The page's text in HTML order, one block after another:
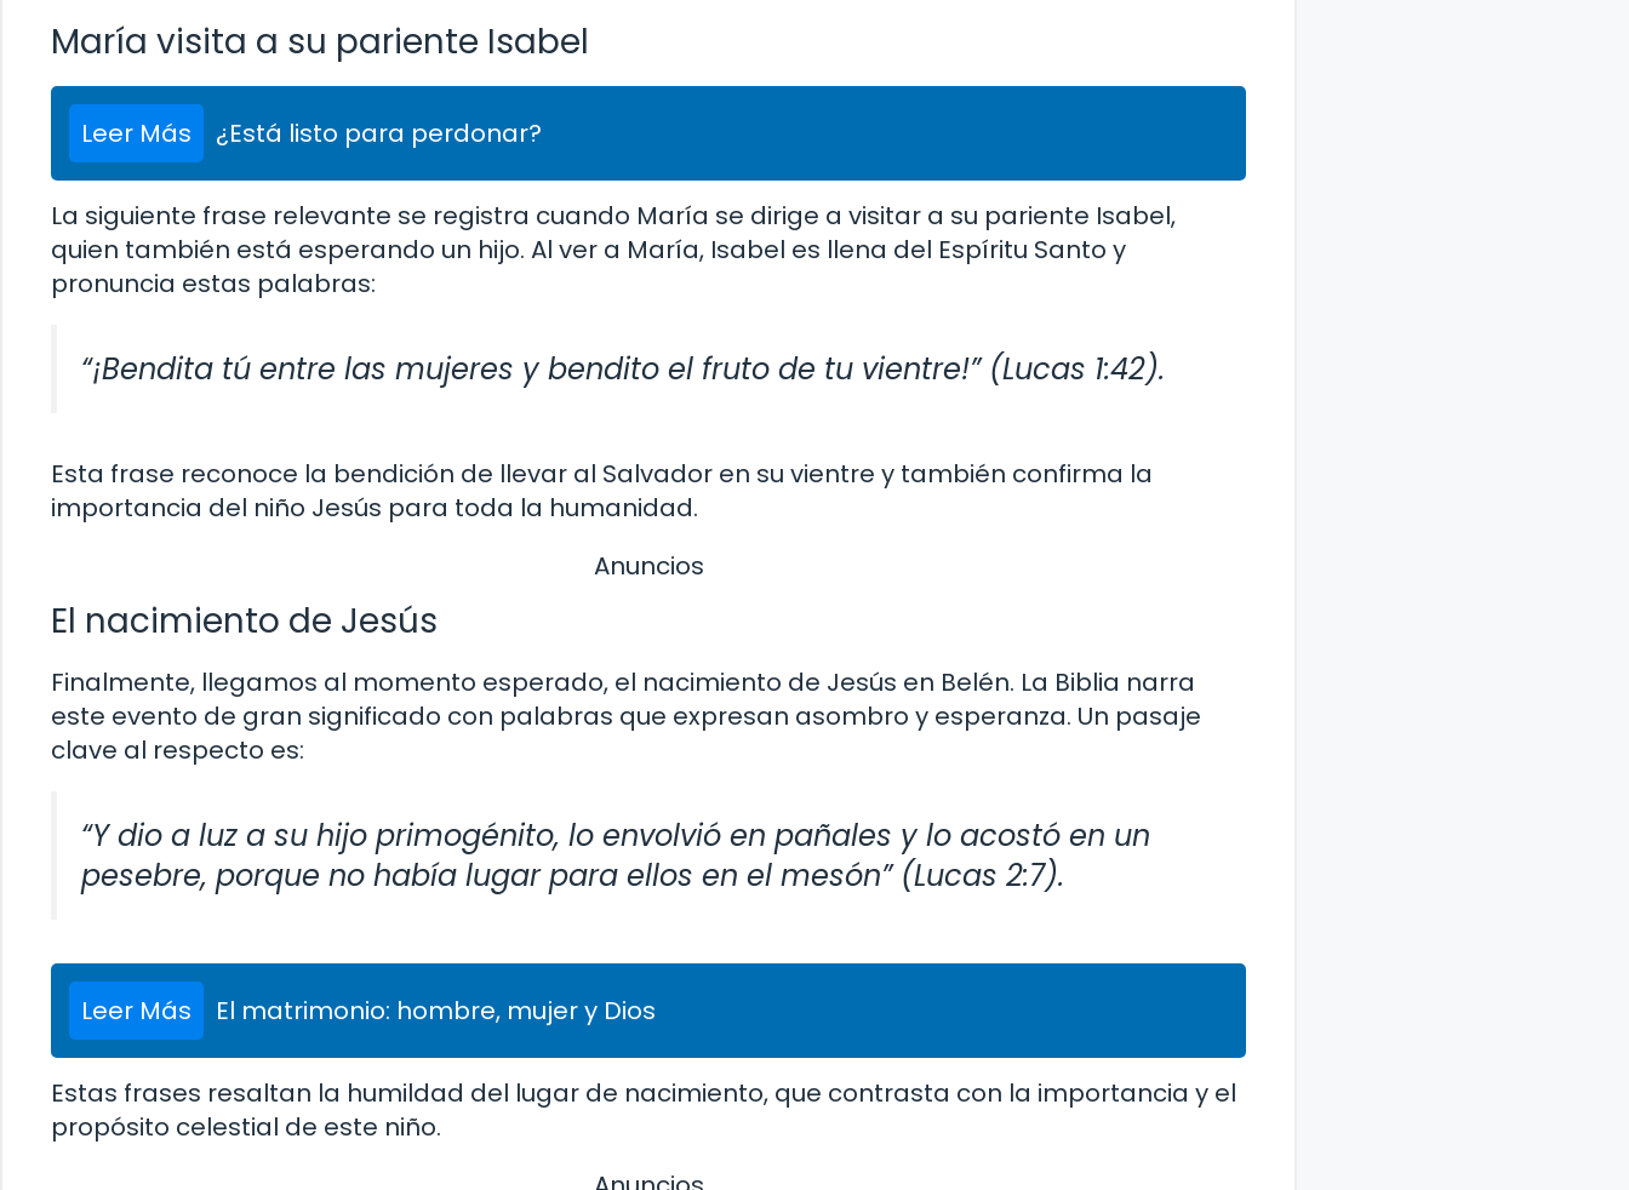
María visita a su pariente Isabel
Leer Más ¿Está listo para perdonar?
La siguiente frase relevante se registra cuando María se dirige a visitar a su pariente Isabel,
quien también está esperando un hijo. Al ver a María, Isabel es llena del Espíritu Santo y
pronuncia estas palabras:
“¡Bendita tú entre las mujeres y bendito el fruto de tu vientre!” (Lucas 1:42).
Esta frase reconoce la bendición de llevar al Salvador en su vientre y también confirma la
importancia del niño Jesús para toda la humanidad.
Anuncios
El nacimiento de Jesús
Finalmente, llegamos al momento esperado, el nacimiento de Jesús en Belén. La Biblia narra
este evento de gran significado con palabras que expresan asombro y esperanza. Un pasaje
clave al respecto es:
“Y dio a luz a su hijo primogénito, lo envolvió en pañales y lo acostó en un
pesebre, porque no había lugar para ellos en el mesón” (Lucas 2:7).
Leer Más El matrimonio: hombre, mujer y Dios
Estas frases resaltan la humildad del lugar de nacimiento, que contrasta con la importancia y el
propósito celestial de este niño.